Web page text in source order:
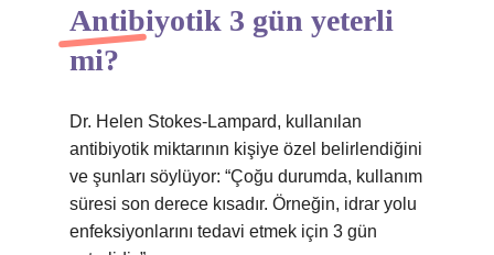
Antibiyotik 3 gün yeterli
mi?
Dr. Helen Stokes-Lampard, kullanılan
antibiyotik miktarının kişiye özel belirlendiğini
ve şunları söylüyor: “Çoğu durumda, kullanım
süresi son derece kısadır. Örneğin, idrar yolu
enfeksiyonlarını tedavi etmek için 3 gün